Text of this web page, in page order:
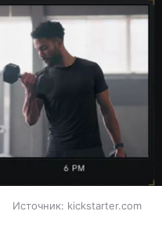
Источник: kickstarter.com